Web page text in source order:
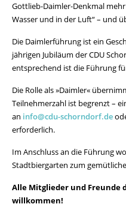
Gottlieb-Daimler-Denkmal
Wasser und in der Luft“ – und
Die Daimlerführung ist ein
jährigen Jubiläum der CDU
entsprechend ist die Führung
Die Rolle als »Daimler«
Teilnehmerzahl ist be­grenzt –
an info@cdu-schorndorf.de
erforderlich.
Im Anschluss an die Führung
Stadtbiergarten zum
Alle Mitglieder und Freunde
willkommen!